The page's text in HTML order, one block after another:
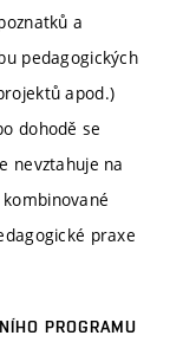
a
pedagogických
apod.)
dohodě se
nevztahuje na
praxe
PROGRAMU